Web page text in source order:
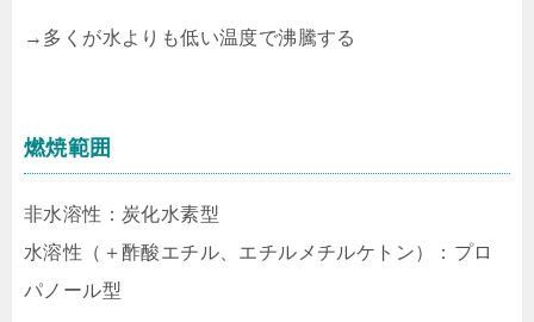
→多くが水よりも低い温度で沸騰する
燃焼範囲
非水溶性：炭化水素型
水溶性（＋酢酸エチル、エチルメチルケトン）：プロ
パノール型